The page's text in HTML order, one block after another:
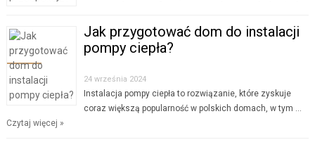
Jak przygotować dom do instalacji
pompy ciepła?
24 września 2024
Instalacja pompy ciepła to rozwiązanie, które zyskuje
coraz większą popularność w polskich domach, w tym …
Czytaj więcej »